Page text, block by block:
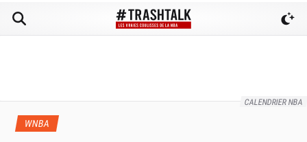
CALENDRIER NBA
WNBA